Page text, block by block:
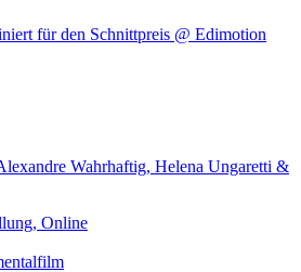
für den Schnittpreis @ Edimotion
Wahrhaftig, Helena Ungaretti &
Online